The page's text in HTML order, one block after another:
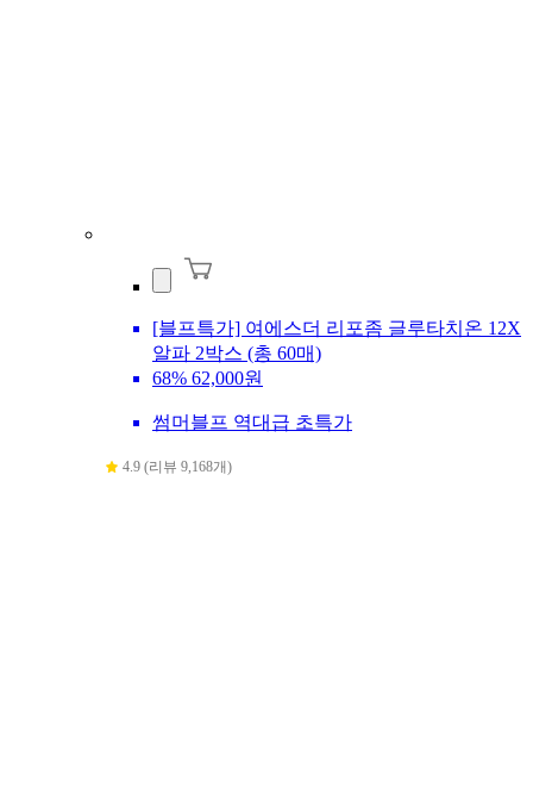
[블프특가] 여에스더 리포좀 글루타치온 12X
알파 2박스 (총 60매)
68% 62,000원
썸머블프 역대급 초특가
4.9 (리뷰 9,168개)